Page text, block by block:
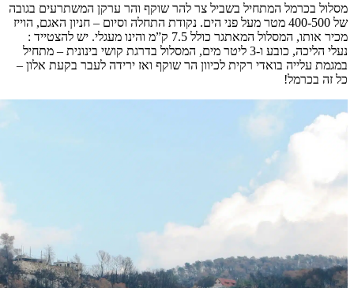
מסלול בכרמל המתחיל בשביל צר להר שוקף והר ערקן המשתרעים בגובה
של 400-500 מטר מעל פני הים. נקודת התחלה וסיום – חניון האגם, הוייז
מכיר אותו, המסלול המאתגר כולל 7.5 ק”מ והינו מעגלי. יש להצטייד :
נעלי הליכה, כובע ו-3 ליטר מים, המסלול בדרגת קושי בינונית – מתחיל
במגמת עלייה בואדי רקית לכיוון הר שוקף ואז ירידה לעבר בקעת אלון –
כל זה בכרמל!